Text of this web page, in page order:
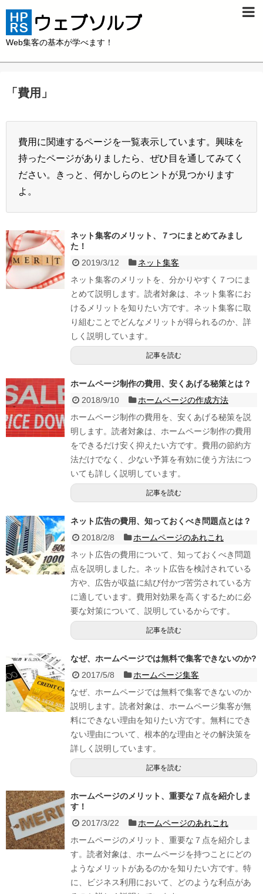
Web集客の基本が学べます！
「 費用 」
費用に関連するページを一覧表示しています。興味を
持ったページがありましたら、ぜひ目を通してみてく
ださい。きっと、何かしらのヒントが見つかります
よ。
ネット集客のメリット、７つにまとめてみまし
た！
2019/3/12
ネット集客
ネット集客のメリットを、分かりやすく７つにま
とめて説明します。読者対象は、ネット集客にお
けるメリットを知りたい方です。ネット集客に取
り組むことでどんなメリットが得られるのか、詳
しく説明しています。
記事を読む
ホームページ制作の費用、安くあげる秘策とは？
2018/9/10
ホームページの作成方法
ホームページ制作の費用を、安くあげる秘策を説
明します。読者対象は、ホームページ制作の費用
をできるだけ安く抑えたい方です。費用の節約方
法だけでなく、少ない予算を有効に使う方法につ
いても詳しく説明しています。
記事を読む
ネット広告の費用、知っておくべき問題点とは？
2018/2/8
ホームページのあれこれ
ネット広告の費用について、知っておくべき問題
点を説明しました。ネット広告を検討されている
方や、広告が収益に結び付かづ苦労されている方
に適しています。費用対効果を高くするために必
要な対策について、説明しているからです。
記事を読む
なぜ、ホームページでは無料で集客できないのか?
2017/5/8
ホームページ集客
なぜ、ホームページでは無料で集客できないのか
説明します。読者対象は、ホームページ集客が無
料にできない理由を知りたい方です。無料にでき
ない理由について、根本的な理由とその解決策を
詳しく説明しています。
記事を読む
ホームページのメリット、重要な７点を紹介しま
す！
2017/3/22
ホームページのあれこれ
ホームページのメリット、重要な７点を紹介しま
す。読者対象は、ホームページを持つことにどの
ようなメリットがあるのかを知りたい方です。特
に、ビジネス利用において、どのような利点があ